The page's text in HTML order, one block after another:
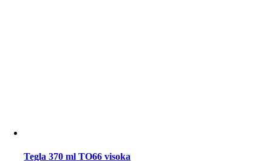
Tegla 370 ml TO66 visoka